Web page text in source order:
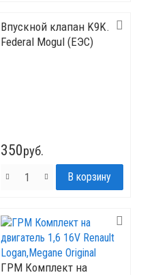
Впускной клапан K9K.
Federal Mogul (ЕЭС)
350руб.
ГРМ Комплект на